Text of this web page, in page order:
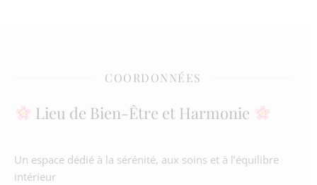
COORDONNÉES
Lieu de Bien-Être et Harmonie
Un espace dédié à la sérénité, aux soins et à l’équilibre
intérieur